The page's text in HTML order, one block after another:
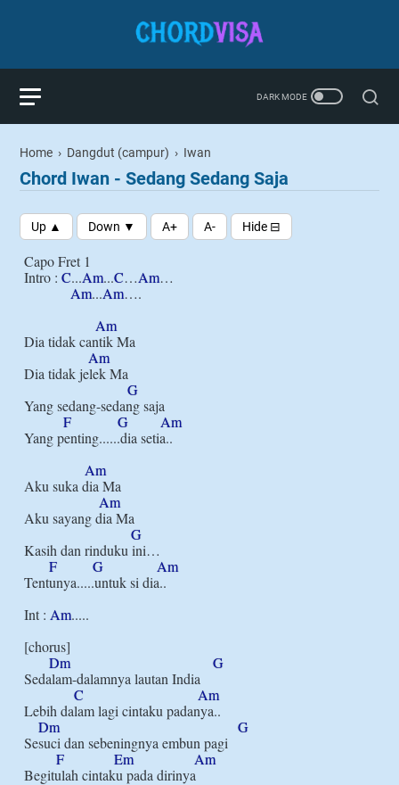
Home › Dangdut (campur) › Iwan
Chord Iwan - Sedang Sedang Saja
Capo Fret 1
Intro : C...Am...C…Am…
Am...Am….
Am
Dia tidak cantik Ma
Am
Dia tidak jelek Ma
G
Yang sedang-sedang saja
F
G
Am
Yang penting......dia setia..
Am
Aku suka dia Ma
Am
Aku sayang dia Ma
G
Kasih dan rinduku ini…
F
G
Am
Tentunya.....untuk si dia..
Int : Am.....
[chorus]
Dm
G
Sedalam-dalamnya lautan India
C
Am
Lebih dalam lagi cintaku padanya..
Dm
G
Sesuci dan sebeningnya embun pagi
F
Em
Am
Begitulah cintaku pada dirinya